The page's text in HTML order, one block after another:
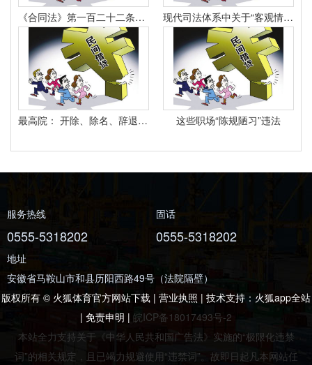
《合同法》第一百二十二条规定：“因当事人一方的违约行为侵害对方人身、财产权益的受损害方有权选择依照本法要求其承担违约责任或者依照其他法律要求其承担侵权责任。 现代司法体系中关于“客观情况出现重大变化”的法律规定有哪些
最高院： 开除、除名、辞退与解除劳动合同之间有什么区别？ 这些职场“陈规陋习”违法
服务热线
0555-5318202
固话
0555-5318202
地址
安徽省马鞍山市和县历阳西路49号（法院隔壁）
版权所有 © 火狐体育官方网站下载 | 营业执照 | 技术支持： 火狐app全站
| 免责申明 | 皖ICP备18017493号-2
本站全力支持关于《中华人民共和国广告法》实施的“极限化违禁
词”的相关规定，且已竭力规避使用“违禁词”。故即日起凡本网站任